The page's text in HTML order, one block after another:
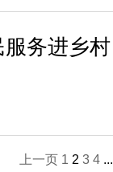
务进乡村
上一页 1 2 3 4 ...